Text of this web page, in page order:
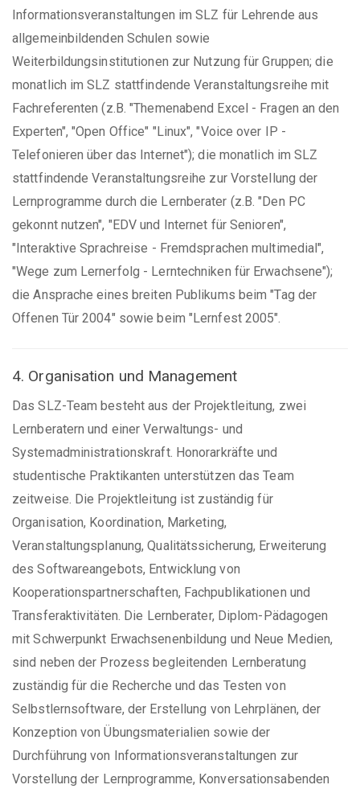
Informationsveranstaltungen im SLZ für Lehrende aus
allgemeinbildenden Schulen sowie
Weiterbildungsinstitutionen zur Nutzung für Gruppen; die
monatlich im SLZ stattfindende Veranstaltungsreihe mit
Fachreferenten (z.B. "Themenabend Excel - Fragen an den
Experten", "Open Office" "Linux", "Voice over IP -
Telefonieren über das Internet"); die monatlich im SLZ
stattfindende Veranstaltungsreihe zur Vorstellung der
Lernprogramme durch die Lernberater (z.B. "Den PC
gekonnt nutzen", "EDV und Internet für Senioren",
"Interaktive Sprachreise - Fremdsprachen multimedial",
"Wege zum Lernerfolg - Lerntechniken für Erwachsene");
die Ansprache eines breiten Publikums beim "Tag der
Offenen Tür 2004" sowie beim "Lernfest 2005".
4. Organisation und Management
Das SLZ-Team besteht aus der Projektleitung, zwei
Lernberatern und einer Verwaltungs- und
Systemadministrationskraft. Honorarkräfte und
studentische Praktikanten unterstützen das Team
zeitweise. Die Projektleitung ist zuständig für
Organisation, Koordination, Marketing,
Veranstaltungsplanung, Qualitätssicherung, Erweiterung
des Softwareangebots, Entwicklung von
Kooperationspartnerschaften, Fachpublikationen und
Transferaktivitäten. Die Lernberater, Diplom-Pädagogen
mit Schwerpunkt Erwachsenenbildung und Neue Medien,
sind neben der Prozess begleitenden Lernberatung
zuständig für die Recherche und das Testen von
Selbstlernsoftware, der Erstellung von Lehrplänen, der
Konzeption von Übungsmaterialien sowie der
Durchführung von Informationsveranstaltungen zur
Vorstellung der Lernprogramme, Konversationsabenden